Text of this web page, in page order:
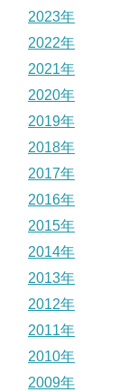
2023年
2022年
2021年
2020年
2019年
2018年
2017年
2016年
2015年
2014年
2013年
2012年
2011年
2010年
2009年